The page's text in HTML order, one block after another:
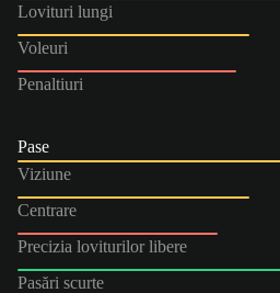
Lovituri lungi
Voleuri
Penaltiuri
Pase
Viziune
Centrare
Precizia loviturilor libere
Pasări scurte